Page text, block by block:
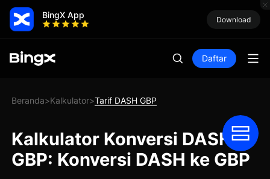
BingX App Download
Daftar
Beranda>Kalkulator>Tarif DASH GBP
Kalkulator Konversi DASH
GBP: Konversi DASH ke GBP